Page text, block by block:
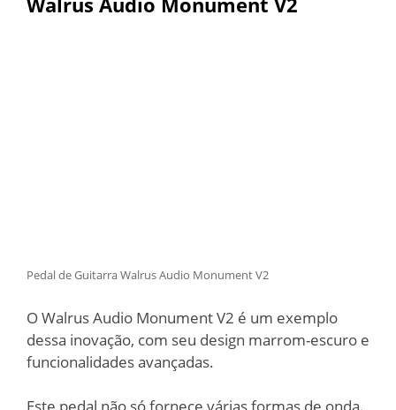
Pedal de Guitarra Walrus Audio Monument V2
O Walrus Audio Monument V2 é um exemplo
dessa inovação, com seu design marrom-escuro e
funcionalidades avançadas.